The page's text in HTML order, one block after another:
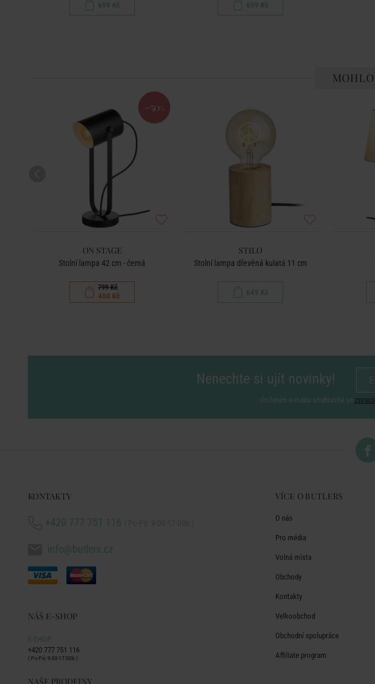
699 Kč 699 Kč
-50 %
ON STAGE
Stolní lampa 42 cm - černá
799 Kč
400 Kč
STILO
Stolní lampa dřevěná kulatá 11 cm
649 Kč
Nenechte si ujít novinky!
vložením e-mailu souhlasíte se
KONTAKTY
+420 777 751 116
info@butlers.cz
NÁŠ E-SHOP
E-SHOP
+420 777 751 116
( Po-Pá: 9:00-17:00h )
NAŠE PRODEJNY
VÍCE O BUTLERS
O nás
Pro média
Volná místa
Obchody
Kontakty
Velkoobchod
Obchodní spolupráce
Affiliate program